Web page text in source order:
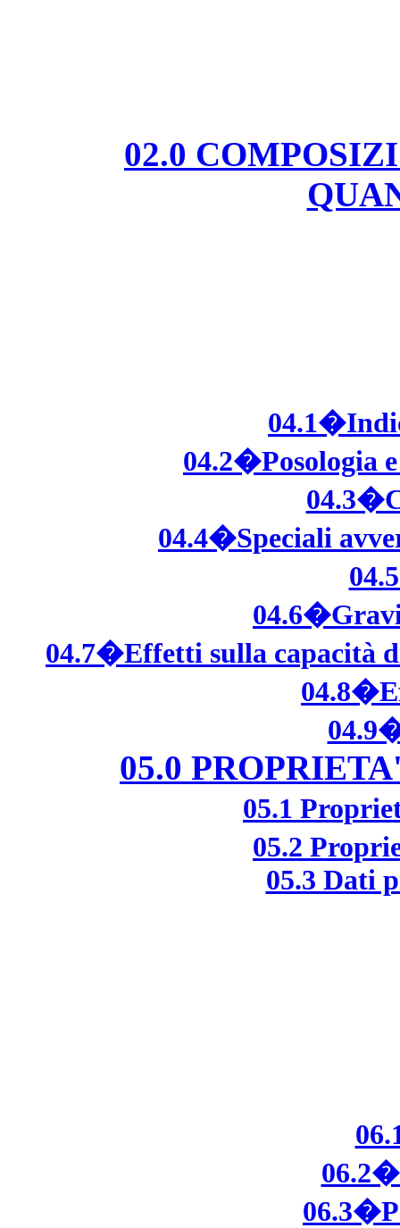
02.0
04.2�Posologia
04.4�Speciali
04.7�Effetti sulla capacità
05.0
05.1
05.2
05.3 Dati